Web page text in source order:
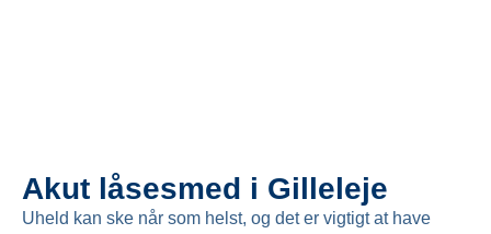
Akut låsesmed i Gilleleje
Uheld kan ske når som helst, og det er vigtigt at have